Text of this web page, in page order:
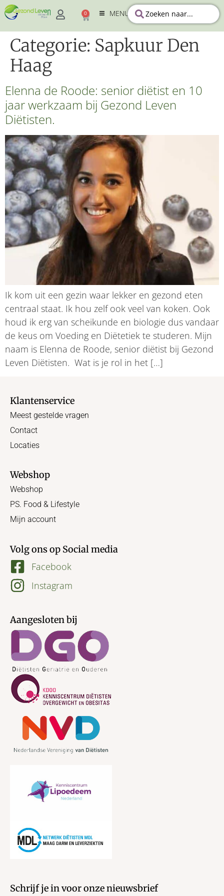
0 MENU
Categorie: Sapkuur Den
Haag
Elenna de Roode: senior diëtist en 10
jaar werkzaam bij Gezond Leven
Diëtisten.
Ik kom uit een gezin waar lekker en gezond eten
centraal staat. Ik hou zelf ook veel van koken. Ook
houd ik erg van scheikunde en biologie dus vandaar
de keus om Voeding en Diëtetiek te studeren. Mijn
naam is Elenna de Roode, senior diëtist bij Gezond
Leven Diëtisten. Wat is je rol in het […]
Klantenservice
Meest gestelde vragen
Contact
Locaties
Webshop
Webshop
PS. Food & Lifestyle
Mijn account
Volg ons op Social media
Facebook
Instagram
Aangesloten bij
Schrijf je in voor onze nieuwsbrief